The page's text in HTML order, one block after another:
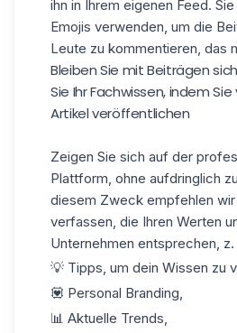
ihn in Ihrem eigenen Feed.
Emojis verwenden, um die
Leute zu kommentieren, das
Bleiben Sie mit Beiträgen
Sie Ihr Fachwissen, indem
Artikel veröffentlichen
Zeigen Sie sich auf der
Plattform, ohne aufdringlich
diesem Zweck empfehlen wir
verfassen, die Ihren Werten
Unternehmen entsprechen, z.
💡 Tipps, um dein Wissen zu
💟 Personal Branding,
📊 Aktuelle Trends,